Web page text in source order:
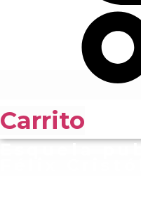
Carrito